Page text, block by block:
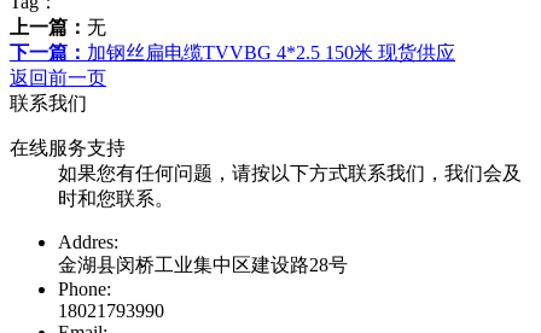
上一篇： 无
下一篇： 加钢丝扁电缆TVVBG 4*2.5 150米 现货供应
返回前一页
联系我们
在线服务支持
如果您有任何问题，请按以下方式联系我们，我们会及
时和您联系。
Addres:
金湖县闵桥工业集中区建设路28号
Phone:
18021793990